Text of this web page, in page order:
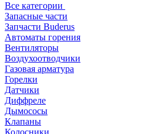
Все категории
Запасные части
Запчасти Buderus
Автоматы горения
Вентиляторы
Воздухоотводчики
Газовая арматура
Горелки
Датчики
Диффреле
Дымососы
Клапаны